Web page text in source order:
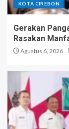
KOTA CIREBON
Gerakan
Rasakan
Agustus 6, 2026